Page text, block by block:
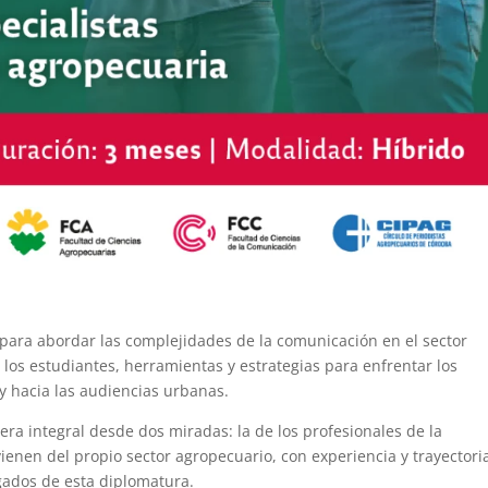
abordar las complejidades de la comunicación en el sector
estudiantes, herramientas y estrategias para enfrentar los
hacia las audiencias urbanas.
integral desde dos miradas: la de los profesionales de la
del propio sector agropecuario, con experiencia y
de esta diplomatura.